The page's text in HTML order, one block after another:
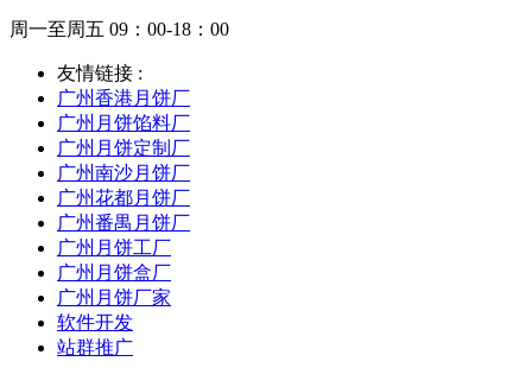
周一至周五 09：00-18：00
友情链接 :
广州香港月饼厂
广州月饼馅料厂
广州月饼定制厂
广州南沙月饼厂
广州花都月饼厂
广州番禺月饼厂
广州月饼工厂
广州月饼盒厂
广州月饼厂家
软件开发
站群推广